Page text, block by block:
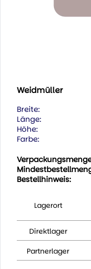
Weidmüller
Breite:
Länge:
Höhe:
Farbe:
Bestellhinweis:
Lagerort
Direktlager
Partnerlager